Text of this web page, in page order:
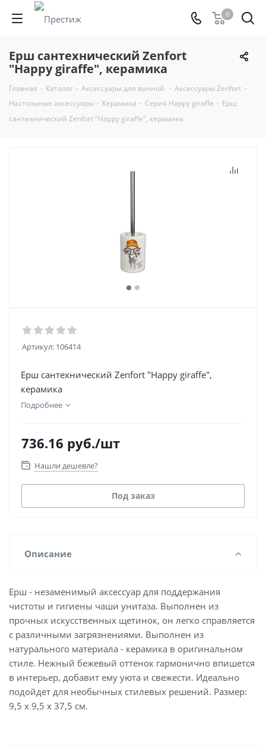
0
Ерш сантехнический Zenfort
"Happy giraffe", керамика
Главная - Каталог - Аксессуары для ванной - Аксессуары Zenfort -
Настольные аксессуары - Керамика - Серия Happy giraffe - Ерш
сантехнический Zenfort "Happy giraffe", керамика
Артикул: 106414
Ерш сантехнический Zenfort "Happy giraffe",
керамика
Подробнее
736.16 руб./шт
Нашли дешевле?
Под заказ
Описание
Ерш - незаменимый аксессуар для поддержания
чистоты и гигиены чаши унитаза. Выполнен из
прочных искусственных щетинок, он легко справляется
с различными загрязнениями. Выполнен из
натурального материала - керамика в оригинальном
стиле. Нежный бежевый оттенок гармонично впишется
в интерьер, добавит ему уюта и свежести. Идеально
подойдет для необычных стилевых решений. Размер:
9,5 х 9,5 х 37,5 см.